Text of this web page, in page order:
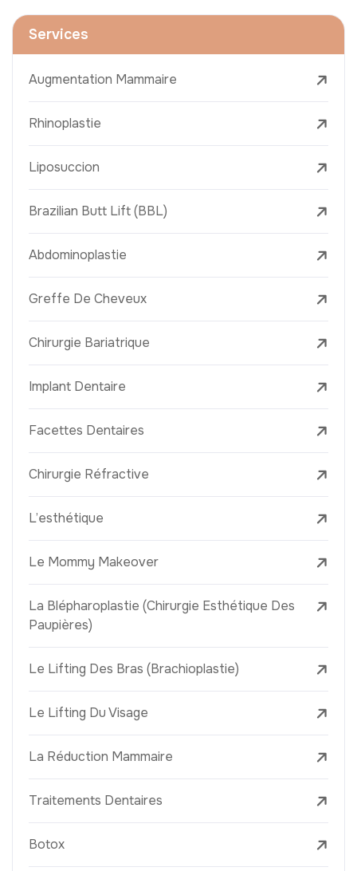
Services
Augmentation Mammaire
Rhinoplastie
Liposuccion
Brazilian Butt Lift (BBL)
Abdominoplastie
Greffe De Cheveux
Chirurgie Bariatrique
Implant Dentaire
Facettes Dentaires
Chirurgie Réfractive
L’esthétique
Le Mommy Makeover
La Blépharoplastie (Chirurgie Esthétique Des
Paupières)
Le Lifting Des Bras (Brachioplastie)
Le Lifting Du Visage
La Réduction Mammaire
Traitements Dentaires
Botox